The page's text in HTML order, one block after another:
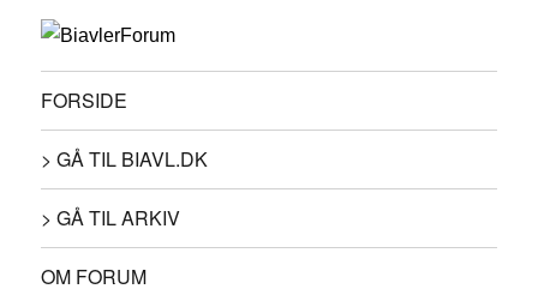
FORSIDE
> GÅ TIL BIAVL.DK
> GÅ TIL ARKIV
OM FORUM